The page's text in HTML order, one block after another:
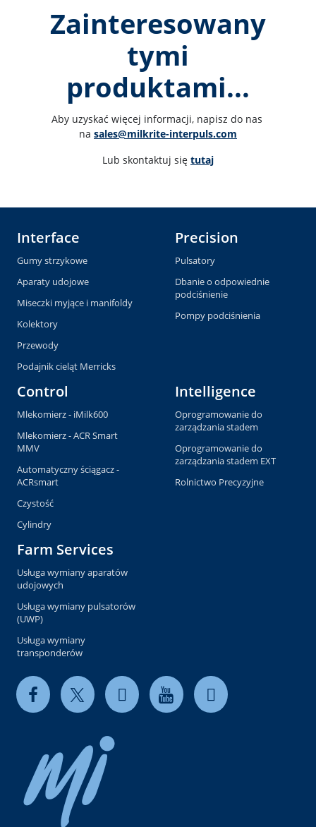
Zainteresowany
tymi
produktami...
Aby uzyskać więcej informacji, napisz do nas
na sales@milkrite-interpuls.com
Lub skontaktuj się tutaj
Interface
Gumy strzykowe
Aparaty udojowe
Miseczki myjące i manifoldy
Kolektory
Przewody
Podajnik cieląt Merricks
Precision
Pulsatory
Dbanie o odpowiednie
podciśnienie
Pompy podciśnienia
Control
Mlekomierz - iMilk600
Mlekomierz - ACR Smart
MMV
Automatyczny ściągacz -
ACRsmart
Czystość
Cylindry
Intelligence
Oprogramowanie do
zarządzania stadem
Oprogramowanie do
zarządzania stadem EXT
Rolnictwo Precyzyjne
Farm Services
Usługa wymiany aparatów
udojowych
Usługa wymiany pulsatorów
(UWP)
Usługa wymiany
transponderów